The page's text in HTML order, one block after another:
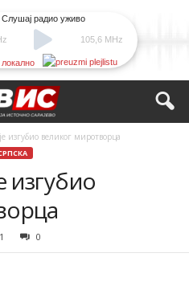
Слушај радио уживо
105,6 MHz
изгубио великог миротворца
изгубио
0